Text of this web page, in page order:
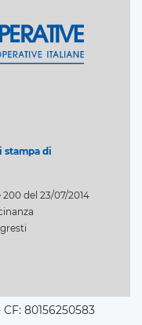
stampa di
del 23/07/2014
80156250583